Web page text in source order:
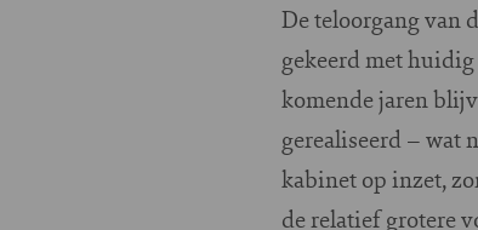
De teloorgang van
gekeerd met
komende jaren
gerealiseerd – wat
kabinet op inzet,
de relatief grotere